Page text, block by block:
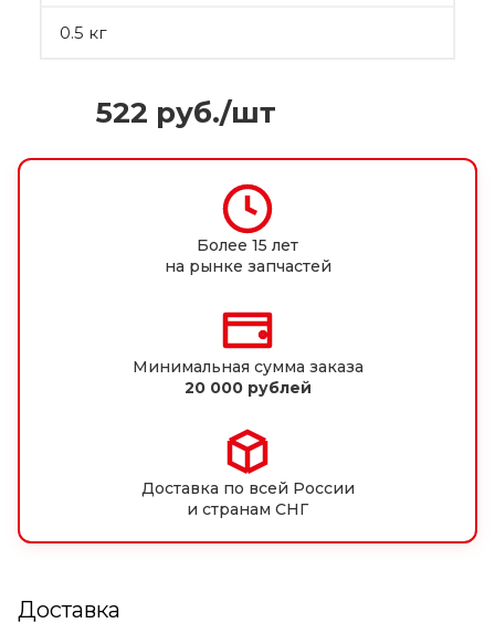
0.5 кг
522 руб./шт
Более 15 лет
на рынке запчастей
Минимальная сумма заказа
20 000 рублей
Доставка по всей России
и странам СНГ
Доставка